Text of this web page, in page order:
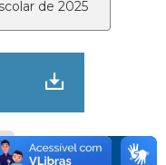
de 2025